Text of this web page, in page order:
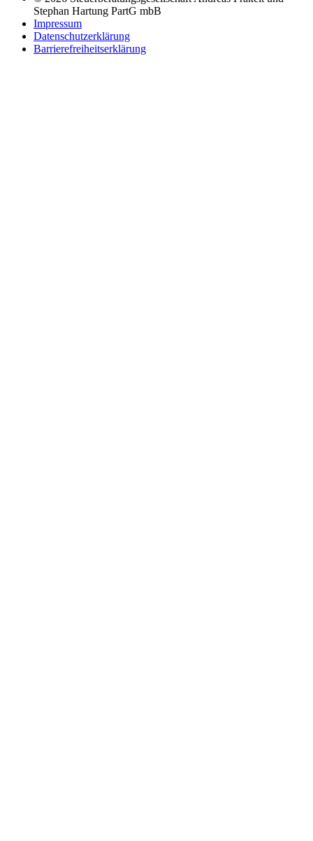
Stephan Hartung PartG mbB
Impressum
Datenschutzerklärung
Barrierefreiheitserklärung